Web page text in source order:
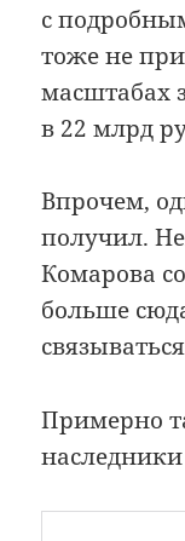
с
тоже не
масштабах
в 22 млрд
Впрочем,
получил.
Комарова
больше
Примерно